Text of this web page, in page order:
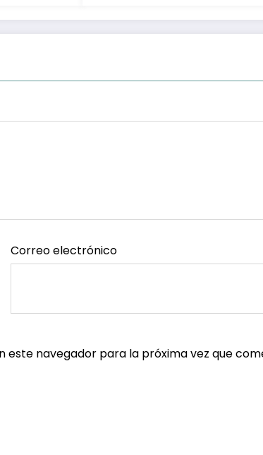
Correo electrónico
navegador para la próxima vez que